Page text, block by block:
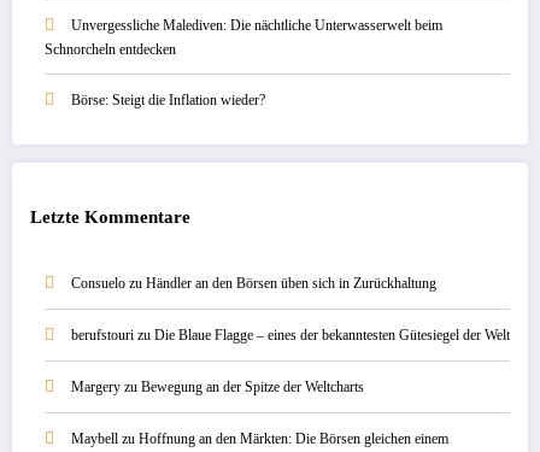
Unvergessliche Malediven: Die nächtliche Unterwasserwelt beim
Schnorcheln entdecken
Börse: Steigt die Inflation wieder?
Letzte Kommentare
Consuelo zu Händler an den Börsen üben sich in Zurückhaltung
berufstouri zu Die Blaue Flagge – eines der bekanntesten Gütesiegel der Welt
Margery zu Bewegung an der Spitze der Weltcharts
Maybell zu Hoffnung an den Märkten: Die Börsen gleichen einem